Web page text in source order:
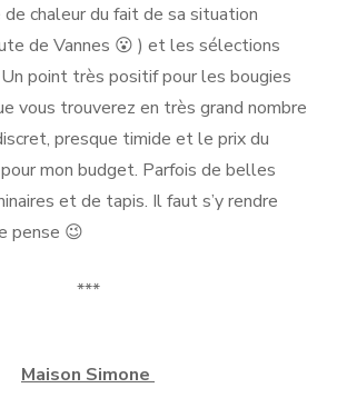
chaleur du fait de sa situation
de Vannes 😮 ) et les sélections
point très positif pour les bougies
vous trouverez en très grand nombre
presque timide et le prix du
mon budget. Parfois de belles
et de tapis. Il faut s’y rendre
pense 😉
***
Maison Simone